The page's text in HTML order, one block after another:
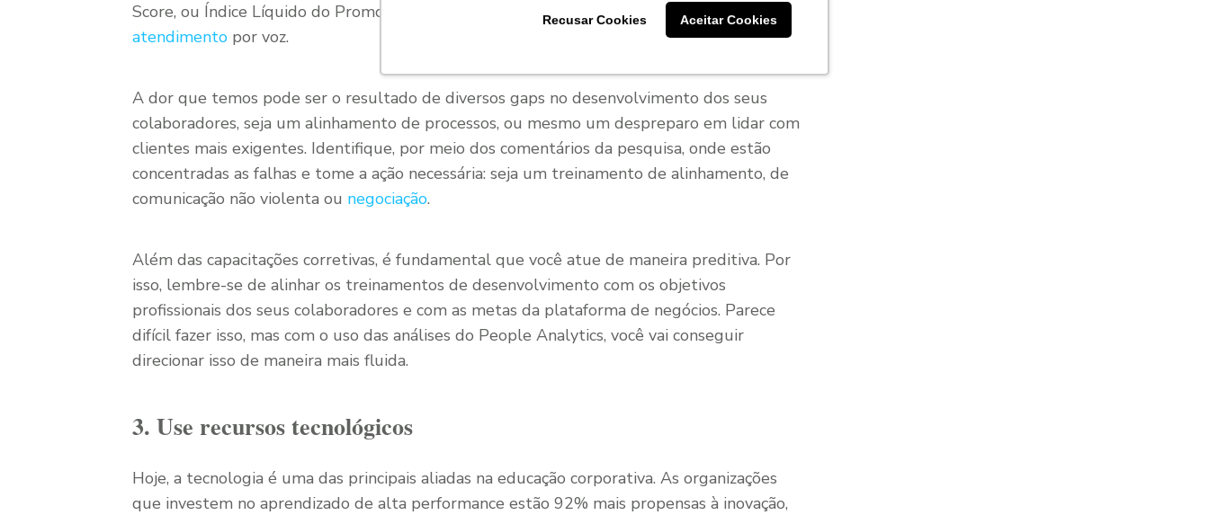
Recusar Cookies Aceitar Cookies
Score, ou Índice Líquido do Promotor) está caindo em decorrência da
qualidade do
atendimento por voz.
A dor que temos pode ser o resultado de diversos gaps no desenvolvimento dos seus
colaboradores, seja um alinhamento de processos, ou mesmo um despreparo em lidar com
clientes mais exigentes. Identifique, por meio dos comentários da pesquisa, onde estão
concentradas as falhas e tome a ação necessária: seja um treinamento de alinhamento, de
comunicação não violenta ou negociação.
Além das capacitações corretivas, é fundamental que você atue de maneira preditiva. Por
isso, lembre-se de alinhar os treinamentos de desenvolvimento com os objetivos
profissionais dos seus colaboradores e com as metas da plataforma de negócios. Parece
difícil fazer isso, mas com o uso das análises do People Analytics, você vai conseguir
direcionar isso de maneira mais fluida.
3. Use recursos tecnológicos
Hoje, a tecnologia é uma das principais aliadas na educação corporativa. As organizações
que investem no aprendizado de alta performance estão 92% mais propensas à inovação,